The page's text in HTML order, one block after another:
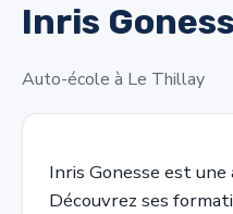
Inris
Auto-école à Le Thillay
Inris Gonesse est
Découvrez ses